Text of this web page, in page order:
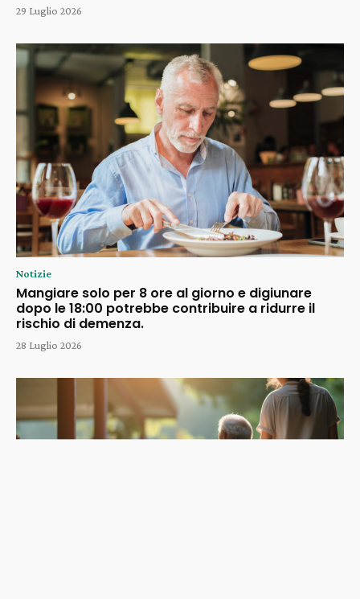
29 Luglio 2026
Notizie
Mangiare solo per 8 ore al giorno e digiunare
dopo le 18:00 potrebbe contribuire a ridurre il
rischio di demenza.
28 Luglio 2026